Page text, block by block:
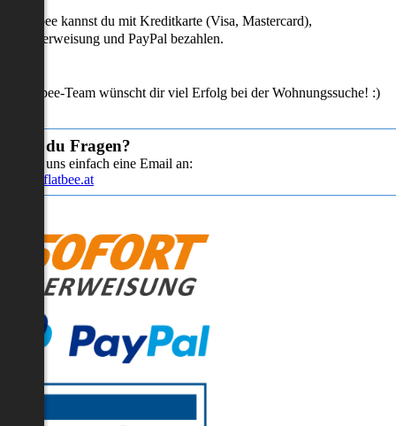
Flatbee kannst du mit Kreditkarte (Visa, Mastercard),
und PayPal bezahlen.
Flatbee-Team wünscht dir viel Erfolg bei der Wohnungssuche! :)
Hast du Fragen?
Sende uns einfach eine Email an:
info@flatbee.at